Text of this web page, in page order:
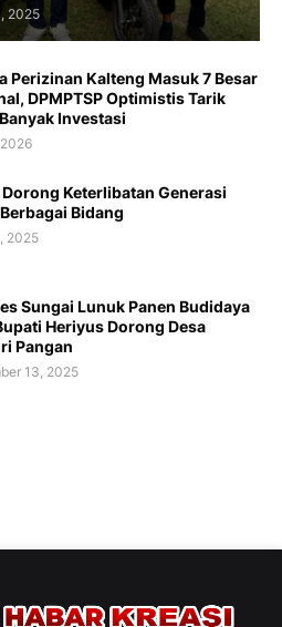
2025
Perizinan Kalteng Masuk 7 Besar
DPMPTSP Optimistis Tarik
Investasi
Dorong Keterlibatan Generasi
Bidang
2025
Sungai Lunuk Panen Budidaya
Heriyus Dorong Desa
Pangan
13, 2025